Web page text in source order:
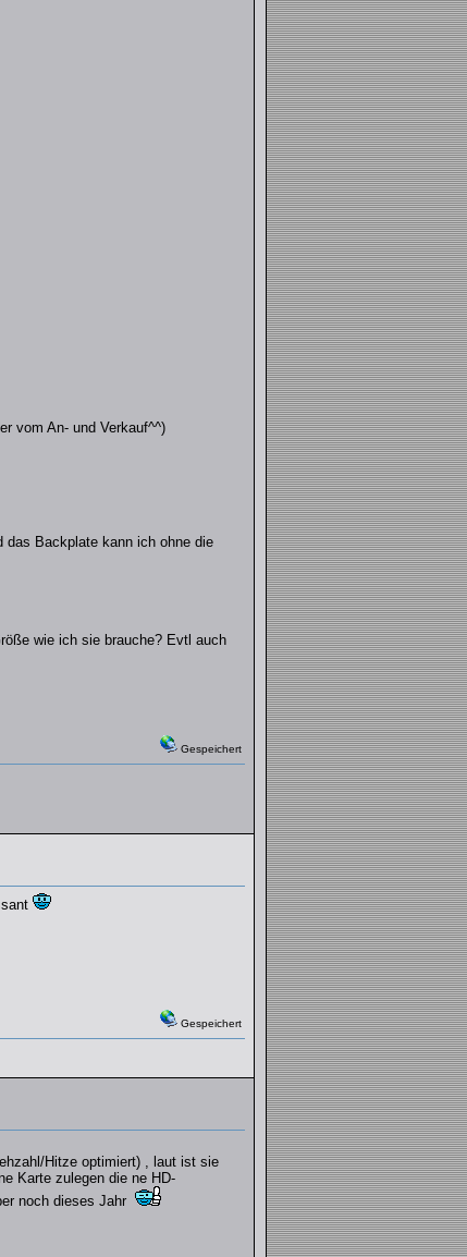
vom An- und Verkauf^^)
das Backplate kann ich ohne die
wie ich sie brauche? Evtl auch
Gespeichert
Gespeichert
Hitze optimiert) , laut ist sie
Karte zulegen die ne HD-
noch dieses Jahr